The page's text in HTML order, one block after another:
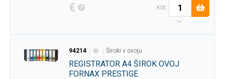
€ KOS
94214 široki v ovoju
REGISTRATOR A4 ŠIROK OVOJ
FORNAX PRESTIGE